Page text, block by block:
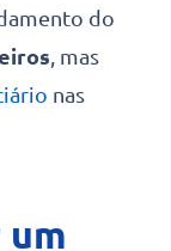
do
, mas
nas
um